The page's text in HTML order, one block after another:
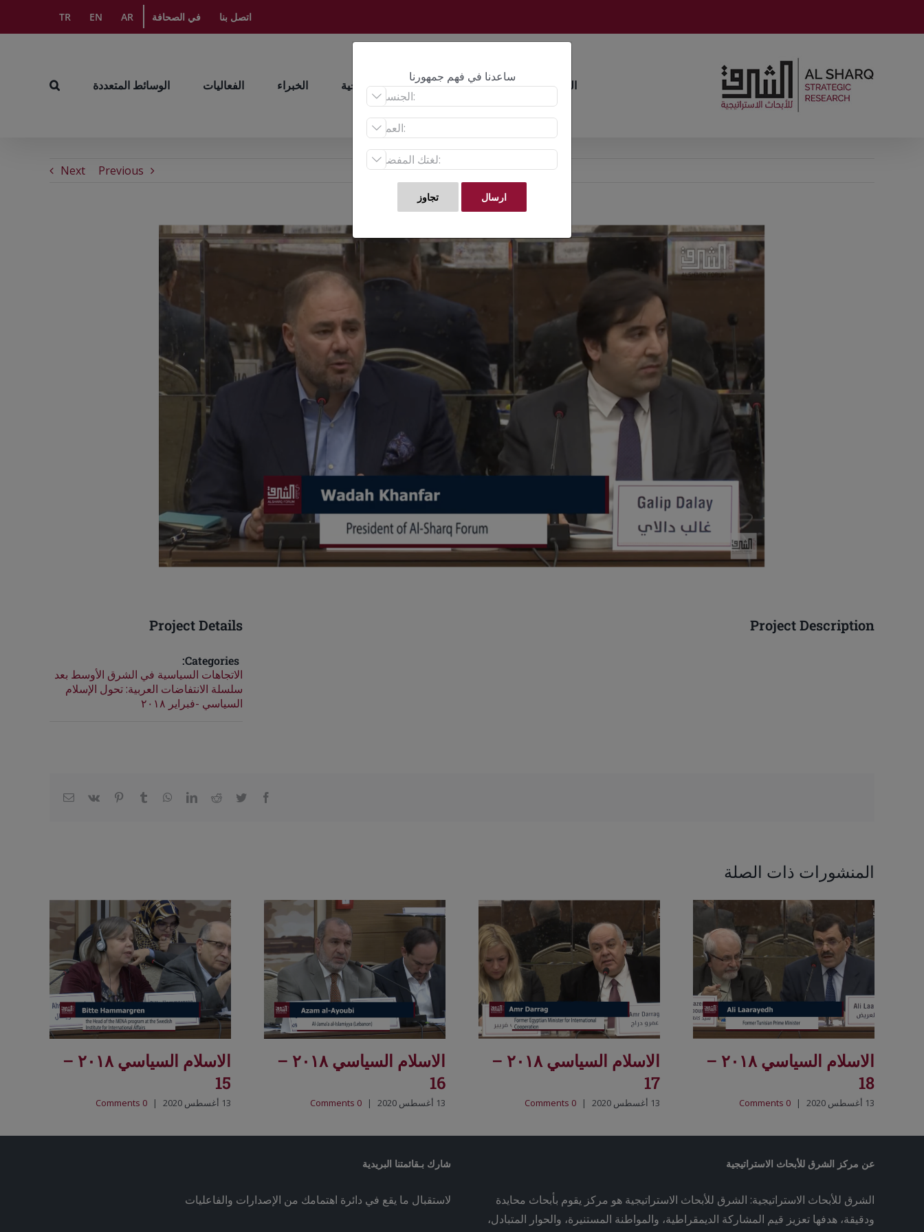
اتصل بنا في الصحافة AR
EN
TR
الرئيسية أبحاث عن الأبحاث الاستراتيجية الخبراء الفعاليات الوسائط المتعددة
Previous
Next
View
Larger
Image
Project Description
Project Details
Categories:
الاتجاهات السياسية في الشرق الأوسط بعد
سلسلة الانتفاضات العربية: تحول الإسلام
السياسي -فبراير ٢٠١٨
Facebook
Twitter
Reddit
LinkedIn
WhatsApp
Tumblr
Pinterest
Vk
Email
المنشورات ذات الصلة
الاسلام السياسي ٢٠١٨ –
18
13 أغسطس 2020 |
0 Comments
الاسلام السياسي ٢٠١٨ –
17
13 أغسطس 2020 |
0 Comments
الاسلام السياسي ٢٠١٨ –
16
13 أغسطس 2020 |
0 Comments
الاسلام السياسي ٢٠١٨ –
15
13 أغسطس 2020 |
0 Comments
عن مركز الشرق للأبحاث الاستراتيجية
الشرق للأبحاث الاستراتيجية: الشرق للأبحاث الاستراتيجية هو مركز يقوم بأبحاث محايدة
ودقيقة، هدفها تعزيز قيم المشاركة الديمقراطية، والمواطنة المستنيرة، والحوار المتبادل،
شارك بـقائمتنا البريدية
لاستقبال ما يقع في دائرة اهتمامك من الإصدارات والفاعليات
ساعدنا في فهم جمهورنا


